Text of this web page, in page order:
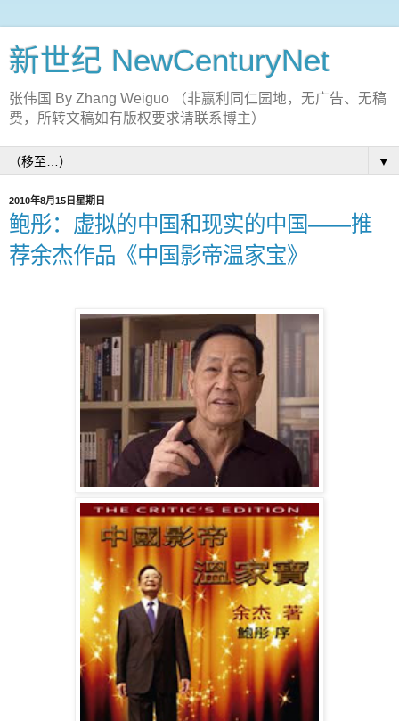
新世纪 NewCenturyNet
张伟国 By Zhang Weiguo （非赢利同仁园地，无广告、无稿
费，所转文稿如有版权要求请联系博主）
▼
2010年8月15日星期日
鲍彤：虚拟的中国和现实的中国――推
荐余杰作品《中国影帝温家宝》